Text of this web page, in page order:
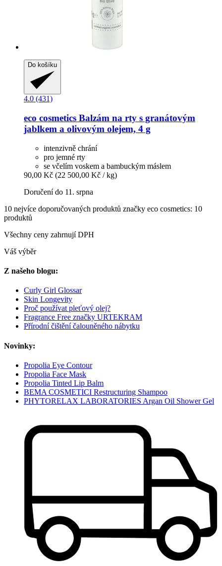
Do košíku
4.0 (431)
eco cosmetics Balzám na rty s granátovým
jablkem a olivovým olejem, 4 g
intenzivně chrání
pro jemné rty
se včelím voskem a bambuckým máslem
90,00 Kč (22 500,00 Kč / kg)
Doručení do 11. srpna
10 nejvíce doporučovaných produktů značky eco cosmetics: 10
produktů
Všechny ceny zahrnují DPH
Váš výběr
Z našeho blogu:
Curly Girl Glossar
Skin Longevity
Proč používat pleťový olej?
Fragrance Free značky URTEKRAM
Přírodní čištění čalouněného nábytku
Novinky:
Propolia Eye Contour
Propolia Face Mask
Propolia Tinted Lip Balm
BEMA COSMETICI Restructuring Shampoo
PHYTORELAX LABORATORIES Argan Oil Shower Gel